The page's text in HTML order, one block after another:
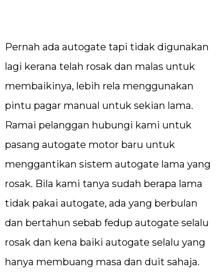
Pernah ada autogate tapi tidak digunakan
lagi kerana telah rosak dan malas untuk
membaikinya, lebih rela menggunakan
pintu pagar manual untuk sekian lama.
Ramai pelanggan hubungi kami untuk
pasang autogate motor baru untuk
menggantikan sistem autogate lama yang
rosak. Bila kami tanya sudah berapa lama
tidak pakai autogate, ada yang berbulan
dan bertahun sebab fedup autogate selalu
rosak dan kena baiki autogate selalu yang
hanya membuang masa dan duit sahaja.